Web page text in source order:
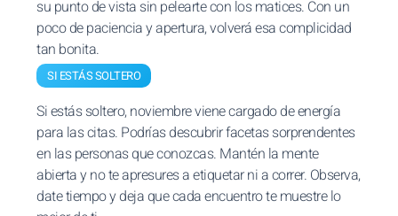
su punto de vista sin pelearte con los matices. Con un
poco de paciencia y apertura, volverá esa complicidad
tan bonita.
SI ESTÁS SOLTERO
Si estás soltero, noviembre viene cargado de energía
para las citas. Podrías descubrir facetas sorprendentes
en las personas que conozcas. Mantén la mente
abierta y no te apresures a etiquetar ni a correr. Observa,
date tiempo y deja que cada encuentro te muestre lo